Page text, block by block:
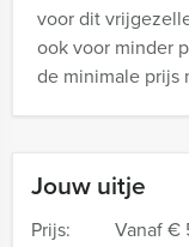
Jouw uitje
Prijs: Vanaf€
voor dit
ook voor minder
de minimale prijs